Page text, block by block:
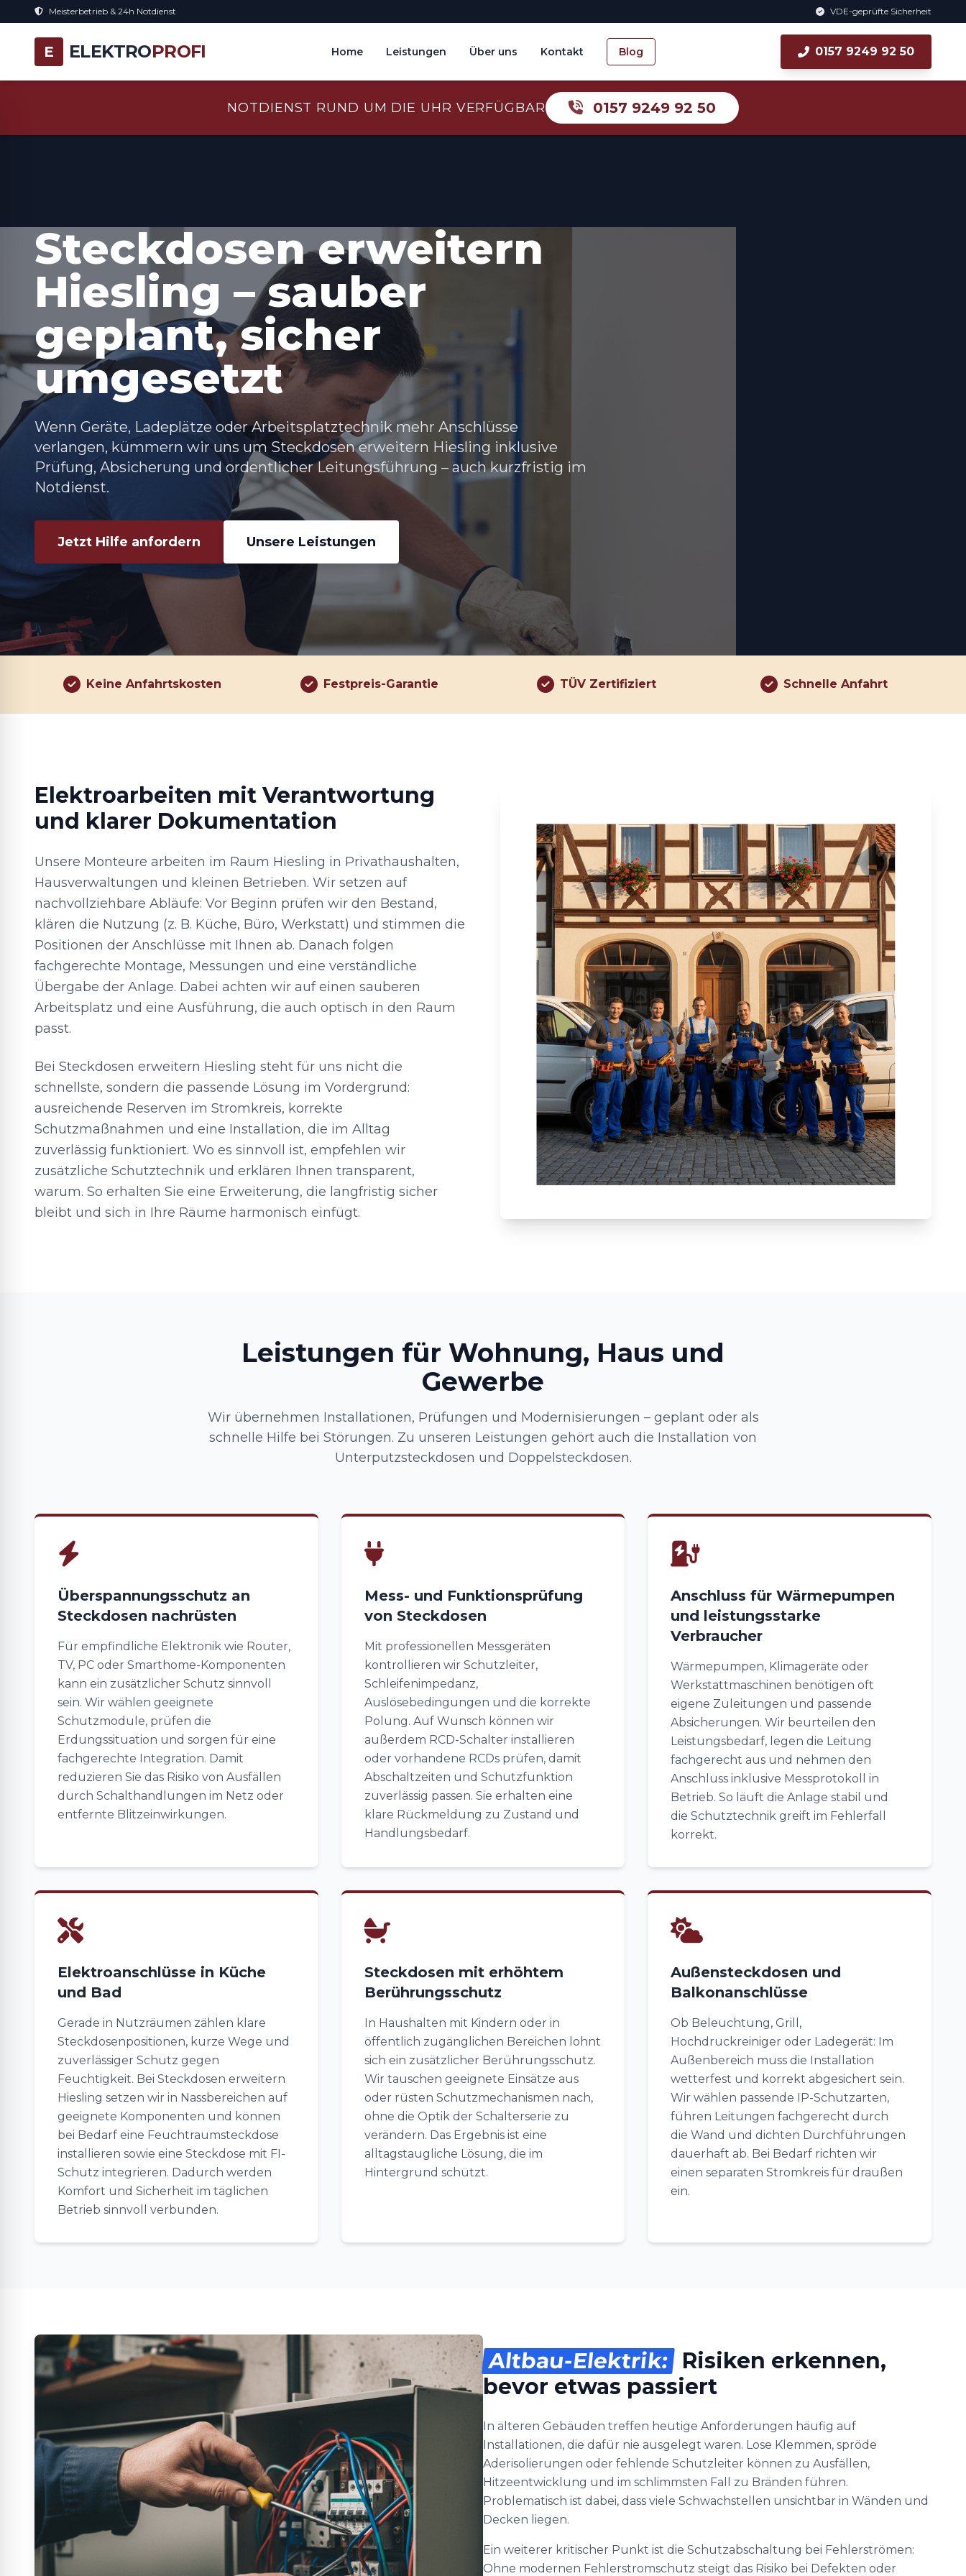
Meisterbetrieb & 24h Notdienst VDE-geprüfte Sicherheit
E ELEKTROPROFI Home Leistungen Über uns Kontakt Blog 0157 9249 92 50
NOTDIENST RUND UM DIE UHR VERFÜGBAR 0157 9249 92 50
Steckdosen erweitern
Hiesling – sauber
geplant, sicher
umgesetzt
Wenn Geräte, Ladeplätze oder Arbeitsplatztechnik mehr Anschlüsse
verlangen, kümmern wir uns um Steckdosen erweitern Hiesling inklusive
Prüfung, Absicherung und ordentlicher Leitungsführung – auch kurzfristig im
Notdienst.
Jetzt Hilfe anfordern Unsere Leistungen
Keine Anfahrtskosten Festpreis-Garantie TÜV Zertifiziert Schnelle Anfahrt
Elektroarbeiten mit Verantwortung
und klarer Dokumentation
Unsere Monteure arbeiten im Raum Hiesling in Privathaushalten,
Hausverwaltungen und kleinen Betrieben. Wir setzen auf
nachvollziehbare Abläufe: Vor Beginn prüfen wir den Bestand,
klären die Nutzung (z. B. Küche, Büro, Werkstatt) und stimmen die
Positionen der Anschlüsse mit Ihnen ab. Danach folgen
fachgerechte Montage, Messungen und eine verständliche
Übergabe der Anlage. Dabei achten wir auf einen sauberen
Arbeitsplatz und eine Ausführung, die auch optisch in den Raum
passt.
Bei Steckdosen erweitern Hiesling steht für uns nicht die
schnellste, sondern die passende Lösung im Vordergrund:
ausreichende Reserven im Stromkreis, korrekte
Schutzmaßnahmen und eine Installation, die im Alltag
zuverlässig funktioniert. Wo es sinnvoll ist, empfehlen wir
zusätzliche Schutztechnik und erklären Ihnen transparent,
warum. So erhalten Sie eine Erweiterung, die langfristig sicher
bleibt und sich in Ihre Räume harmonisch einfügt.
Leistungen für Wohnung, Haus und
Gewerbe
Wir übernehmen Installationen, Prüfungen und Modernisierungen – geplant oder als
schnelle Hilfe bei Störungen. Zu unseren Leistungen gehört auch die Installation von
Unterputzsteckdosen und Doppelsteckdosen.
Überspannungsschutz an
Steckdosen nachrüsten
Für empfindliche Elektronik wie Router,
TV, PC oder Smarthome-Komponenten
kann ein zusätzlicher Schutz sinnvoll
sein. Wir wählen geeignete
Schutzmodule, prüfen die
Erdungssituation und sorgen für eine
fachgerechte Integration. Damit
reduzieren Sie das Risiko von Ausfällen
durch Schalthandlungen im Netz oder
entfernte Blitzeinwirkungen.
Mess- und Funktionsprüfung
von Steckdosen
Mit professionellen Messgeräten
kontrollieren wir Schutzleiter,
Schleifenimpedanz,
Auslösebedingungen und die korrekte
Polung. Auf Wunsch können wir
außerdem RCD-Schalter installieren
oder vorhandene RCDs prüfen, damit
Abschaltzeiten und Schutzfunktion
zuverlässig passen. Sie erhalten eine
klare Rückmeldung zu Zustand und
Handlungsbedarf.
Anschluss für Wärmepumpen
und leistungsstarke
Verbraucher
Wärmepumpen, Klimageräte oder
Werkstattmaschinen benötigen oft
eigene Zuleitungen und passende
Absicherungen. Wir beurteilen den
Leistungsbedarf, legen die Leitung
fachgerecht aus und nehmen den
Anschluss inklusive Messprotokoll in
Betrieb. So läuft die Anlage stabil und
die Schutztechnik greift im Fehlerfall
korrekt.
Elektroanschlüsse in Küche
und Bad
Gerade in Nutzräumen zählen klare
Steckdosenpositionen, kurze Wege und
zuverlässiger Schutz gegen
Feuchtigkeit. Bei Steckdosen erweitern
Hiesling setzen wir in Nassbereichen auf
geeignete Komponenten und können
bei Bedarf eine Feuchtraumsteckdose
installieren sowie eine Steckdose mit FI-
Schutz integrieren. Dadurch werden
Komfort und Sicherheit im täglichen
Betrieb sinnvoll verbunden.
Steckdosen mit erhöhtem
Berührungsschutz
In Haushalten mit Kindern oder in
öffentlich zugänglichen Bereichen lohnt
sich ein zusätzlicher Berührungsschutz.
Wir tauschen geeignete Einsätze aus
oder rüsten Schutzmechanismen nach,
ohne die Optik der Schalterserie zu
verändern. Das Ergebnis ist eine
alltagstaugliche Lösung, die im
Hintergrund schützt.
Außensteckdosen und
Balkonanschlüsse
Ob Beleuchtung, Grill,
Hochdruckreiniger oder Ladegerät: Im
Außenbereich muss die Installation
wetterfest und korrekt abgesichert sein.
Wir wählen passende IP-Schutzarten,
führen Leitungen fachgerecht durch
die Wand und dichten Durchführungen
dauerhaft ab. Bei Bedarf richten wir
einen separaten Stromkreis für draußen
ein.
Altbau-Elektrik: Risiken erkennen,
bevor etwas passiert
In älteren Gebäuden treffen heutige Anforderungen häufig auf
Installationen, die dafür nie ausgelegt waren. Lose Klemmen, spröde
Aderisolierungen oder fehlende Schutzleiter können zu Ausfällen,
Hitzeentwicklung und im schlimmsten Fall zu Bränden führen.
Problematisch ist dabei, dass viele Schwachstellen unsichtbar in Wänden und
Decken liegen.
Ein weiterer kritischer Punkt ist die Schutzabschaltung bei Fehlerströmen:
Ohne modernen Fehlerstromschutz steigt das Risiko bei Defekten oder